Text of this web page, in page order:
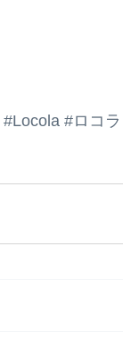
#Locola #ロコラ